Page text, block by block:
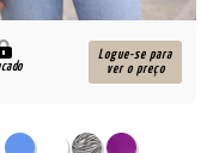
Logue-se para
ver o preço